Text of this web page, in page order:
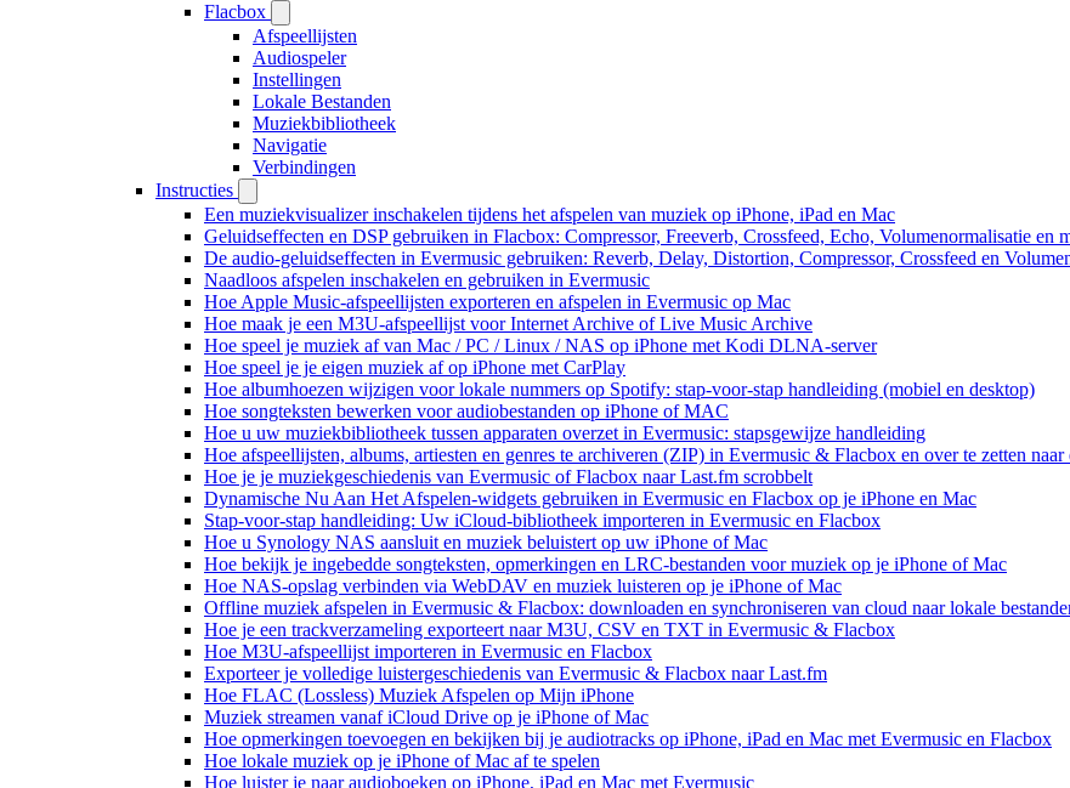
Flacbox
Afspeellijsten
Audiospeler
Instellingen
Lokale Bestanden
Muziekbibliotheek
Navigatie
Verbindingen
Instructies
Een muziekvisualizer inschakelen tijdens het afspelen van muziek op iPhone, iPad en Mac
Geluidseffecten en DSP gebruiken in Flacbox: Compressor, Freeverb, Crossfeed, Echo, Volumenormalisatie en
De audio-geluidseffecten in Evermusic gebruiken: Reverb, Delay, Distortion, Compressor, Crossfeed en
Naadloos afspelen inschakelen en gebruiken in Evermusic
Hoe Apple Music-afspeellijsten exporteren en afspelen in Evermusic op Mac
Hoe maak je een M3U-afspeellijst voor Internet Archive of Live Music Archive
Hoe speel je muziek af van Mac / PC / Linux / NAS op iPhone met Kodi DLNA-server
Hoe speel je je eigen muziek af op iPhone met CarPlay
Hoe albumhoezen wijzigen voor lokale nummers op Spotify: stap-voor-stap handleiding (mobiel en desktop)
Hoe songteksten bewerken voor audiobestanden op iPhone of MAC
Hoe u uw muziekbibliotheek tussen apparaten overzet in Evermusic: stapsgewijze handleiding
Hoe afspeellijsten, albums, artiesten en genres te archiveren (ZIP) in Evermusic & Flacbox en over te zetten naar
Hoe je je muziekgeschiedenis van Evermusic of Flacbox naar Last.fm scrobbelt
Dynamische Nu Aan Het Afspelen-widgets gebruiken in Evermusic en Flacbox op je iPhone en Mac
Stap-voor-stap handleiding: Uw iCloud-bibliotheek importeren in Evermusic en Flacbox
Hoe u Synology NAS aansluit en muziek beluistert op uw iPhone of Mac
Hoe bekijk je ingebedde songteksten, opmerkingen en LRC-bestanden voor muziek op je iPhone of Mac
Hoe NAS-opslag verbinden via WebDAV en muziek luisteren op je iPhone of Mac
Offline muziek afspelen in Evermusic & Flacbox: downloaden en synchroniseren van cloud naar lokale
Hoe je een trackverzameling exporteert naar M3U, CSV en TXT in Evermusic & Flacbox
Hoe M3U-afspeellijst importeren in Evermusic en Flacbox
Exporteer je volledige luistergeschiedenis van Evermusic & Flacbox naar Last.fm
Hoe FLAC (Lossless) Muziek Afspelen op Mijn iPhone
Muziek streamen vanaf iCloud Drive op je iPhone of Mac
Hoe opmerkingen toevoegen en bekijken bij je audiotracks op iPhone, iPad en Mac met Evermusic en Flacbox
Hoe lokale muziek op je iPhone of Mac af te spelen
Hoe luister je naar audioboeken op iPhone, iPad en Mac met Evermusic